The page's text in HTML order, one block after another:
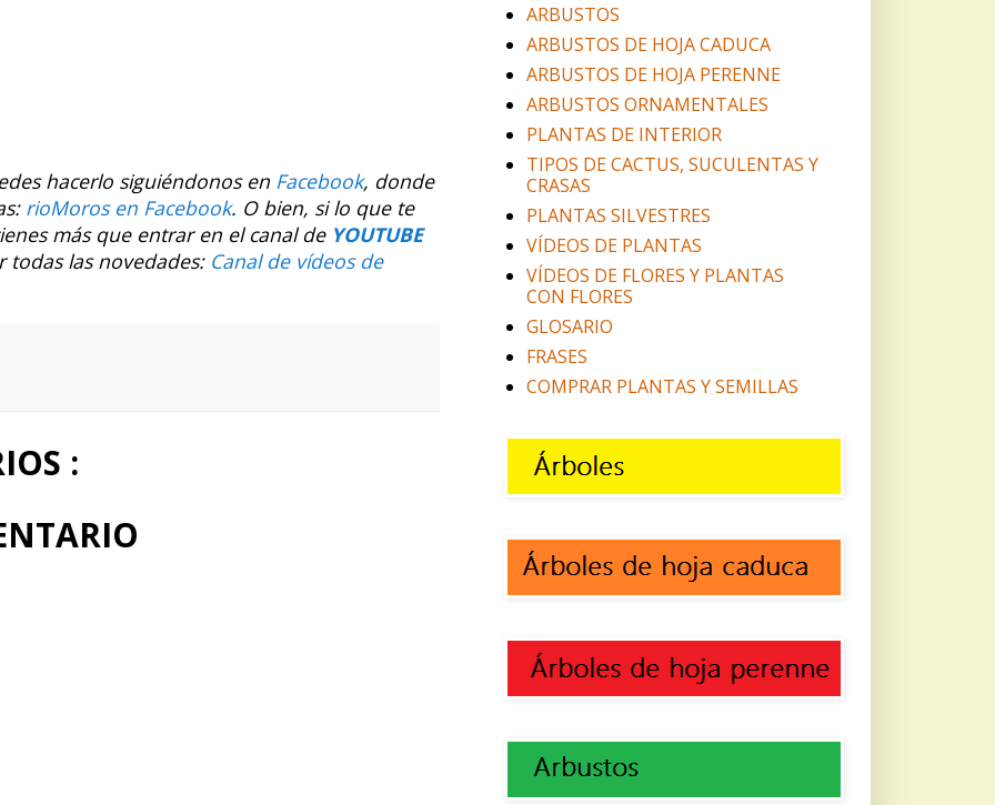
hacerlo siguiéndonos en Facebook, donde
rioMoros en Facebook. O bien, si lo que te
más que entrar en el canal de YOUTUBE
todas las novedades: Canal de vídeos de
:
ARBUSTOS
ARBUSTOS DE HOJA CADUCA
ARBUSTOS DE HOJA PERENNE
ARBUSTOS ORNAMENTALES
PLANTAS DE INTERIOR
TIPOS DE CACTUS, SUCULENTAS Y
CRASAS
PLANTAS SILVESTRES
VÍDEOS DE PLANTAS
VÍDEOS DE FLORES Y PLANTAS
CON FLORES
GLOSARIO
FRASES
COMPRAR PLANTAS Y SEMILLAS